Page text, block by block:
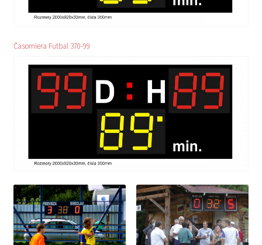
Časomiera Futbal 370-99